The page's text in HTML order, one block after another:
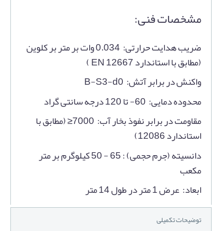
مشخصات فنی:
ضریب هدایت حرارتی: 0.034 وات بر متر بر کلوین
(مطابق با استاندارد EN 12667 )
واکنش در برابر آتش: B-S3-d0
محدوده دمایی: 60- تا 120 درجه سانتی گراد
مقاومت در برابر نفوذ بخار آب: 7000≤ (مطابق با
استاندارد 12086)
دانسیته (جرم حجمی) : 65 - 50 کیلوگرم بر متر
مکعب
ابعاد: عرض 1 متر در طول 14 متر
توضیحات تکمیلی